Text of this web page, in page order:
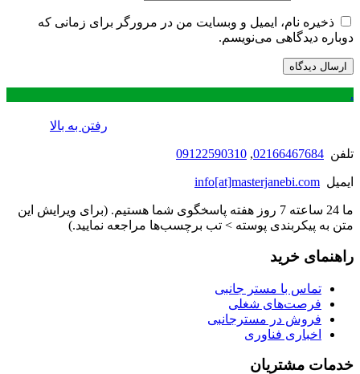
ذخیره نام، ایمیل و وبسایت من در مرورگر برای زمانی که
دوباره دیدگاهی می‌نویسم.
.
رفتن به بالا
تلفن 02166467684
,
09122590310
ایمیل info[at]masterjanebi.com
ما 24 ساعته 7 روز هفته پاسخگوی شما هستیم. (برای ویرایش این
متن به پیکربندی پوسته > تب برچسب‌ها مراجعه نمایید.)
راهنمای خرید
تماس با مستر جانبی
فرصت‌های شغلی
فروش در مسترجانبی
اخباری فناوری
خدمات مشتریان